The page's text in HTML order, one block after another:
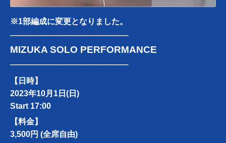
※1部編成に変更となりました。
──────────────────
MIZUKA SOLO PERFORMANCE
──────────────────
【日時】
2023年10月1日(日)
Start 17:00
【料金】
3,500円 (全席自由)